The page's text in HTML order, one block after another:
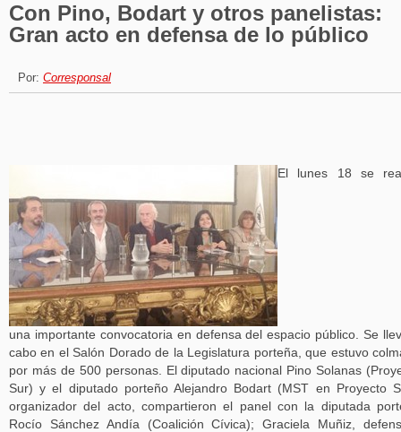
Con Pino, Bodart y otros panelistas:
Gran acto en defensa de lo público
Por: Corresponsal
El lunes 18 se
una importante convocatoria en defensa del espacio público. Se
cabo en el Salón Dorado de la Legislatura porteña, que estuvo
por más de 500 personas. El diputado nacional Pino Solanas
Sur) y el diputado porteño Alejandro Bodart (MST en Proyecto
organizador del acto, compartieron el panel con la diputada
Rocío Sánchez Andía (Coalición Cívica); Graciela Muñiz,